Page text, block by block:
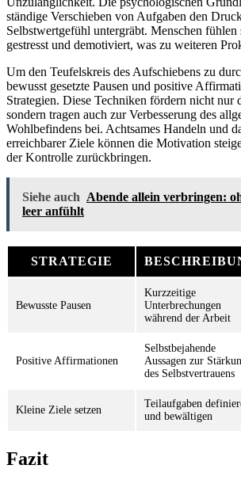
ständige Verschieben von Aufgaben den
Selbstwertgefühl untergräbt. Menschen fühlen
gestresst und demotiviert, was zu weiteren
Um den Teufelskreis des Aufschiebens zu
bewusst gesetzte Pausen und positive
Strategien. Diese Techniken fördern nicht nur
sondern tragen auch zur Verbesserung des
Wohlbefindens bei. Achtsames Handeln und
erreichbarer Ziele können die Motivation
der Kontrolle zurückbringen.
Siehe auch Abende allein verbringen:
leer anfühlt
STRATEGIE
Bewusste Pausen
Kurzzeitige
Unterbrechungen
während der Arbeit
Positive Affirmationen
Selbstbejahende
Aussagen zur
des Selbstvertrauens
Kleine Ziele setzen
Teilaufgaben
und bewältigen
Fazit